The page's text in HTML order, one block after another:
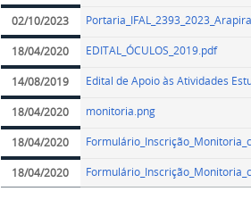
02/10/2023
18/04/2020 EDITAL_ÓCULOS_2019.pdf
14/08/2019 Edital de Apoio às Atividades
18/04/2020 monitoria.png
18/04/2020
18/04/2020